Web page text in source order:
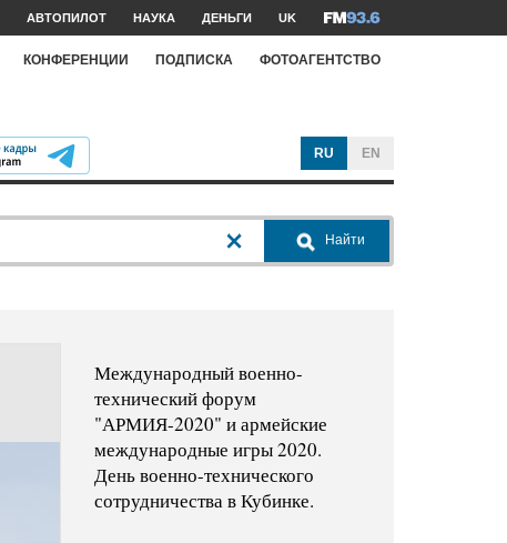
АВТОПИЛОТ НАУКА ДЕНЬГИ UK
КОНФЕРЕНЦИИ ПОДПИСКА ФОТОАГЕНТСТВО
RU EN
Найти
Международный военно-
технический форум
"АРМИЯ-2020" и армейские
международные игры 2020.
День военно-технического
сотрудничества в Кубинке.